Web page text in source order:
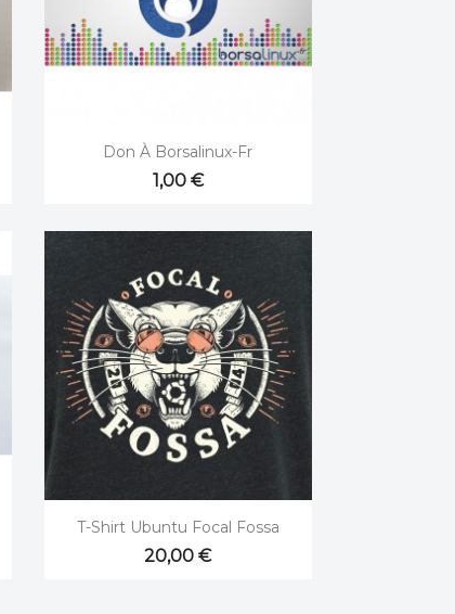
Aperçu rapide
Don À Borsalinux-Fr
1,00 €
 Aperçu rapide
T-Shirt Ubuntu Focal Fossa
20,00 €